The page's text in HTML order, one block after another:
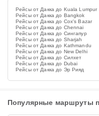
Рейсы от Дакка до Kuala Lumpur
Рейсы от Дакка до Bangkok
Рейсы от Дакка до Cox's Bazar
Рейсы от Дакка до Chennai
Рейсы от Дакка до Сингапур
Рейсы от Дакка до Sharjah
Рейсы от Дакка до Kathmandu
Рейсы от Дакка до New Delhi
Рейсы от Дакка до Силхет
Рейсы от Дакка до Dubai
Рейсы от Дакка до Эр Рияд
Популярные маршруты